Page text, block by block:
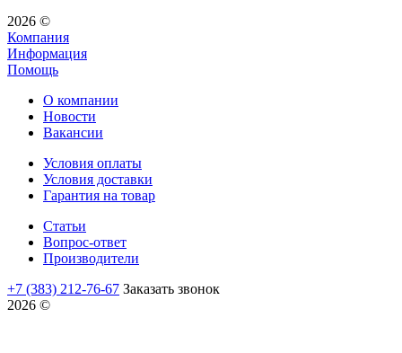
2026 ©
Компания
Информация
Помощь
О компании
Новости
Вакансии
Условия оплаты
Условия доставки
Гарантия на товар
Статьи
Вопрос-ответ
Производители
+7 (383) 212-76-67 Заказать звонок
2026 ©